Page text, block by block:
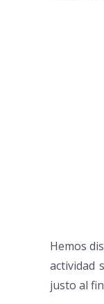
Hemos
actividad
justo al